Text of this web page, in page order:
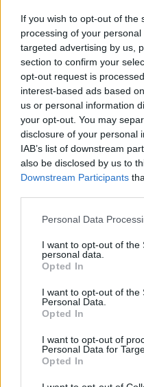
If you wish to opt-out of the
processing of your
targeted advertising by us,
section to confirm your
opt-out request is
interest-based ads based
us or personal information
your opt-out. You may
disclosure of your personal
IAB’s list of downstream
also be disclosed by us to
Downstream Participants
Personal Data
I want to opt-out of the
personal data.
Opted In
I want to opt-out of the
Personal Data.
Opted In
I want to opt-out of
Personal Data for
Opted In
apgynė čempionų vardą
Žinios Lietuvos diena
Žiūrimiausi
vaiko gyvybių išgelbėti
Žinios | Lietuvos diena
Savaitės vidurys
32 laipsnių šilumos
Žinios
Nufilmavo, kaip patvino